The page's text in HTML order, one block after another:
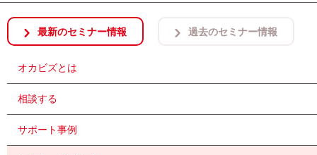
最新のセミナー情報 過去のセミナー情報
オカビズとは
相談する
サポート事例